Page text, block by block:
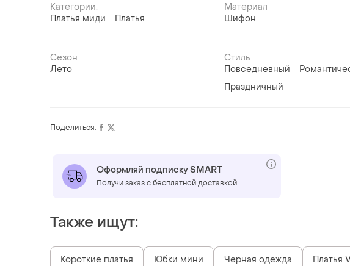
Категории:
Платья миди
Платья
Материал
Шифон
Сезон
Лето
Стиль
Повседневный
Праздничный
Поделиться:
Оформляй подписку SMART
Получи заказ с бесплатной доставкой
Также ищут:
Короткие платья Юбки мини Черная одежда Платья